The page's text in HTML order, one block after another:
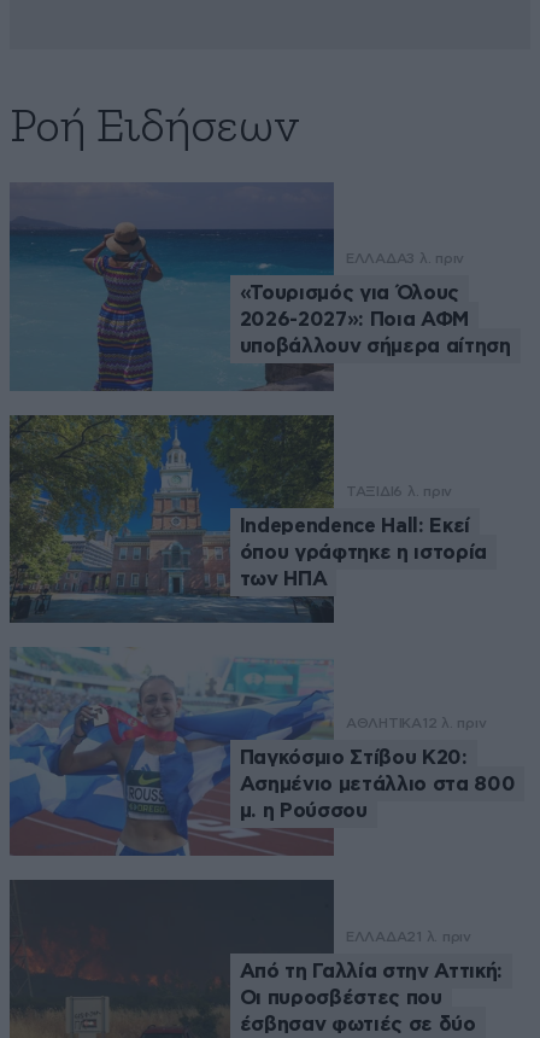
Ροή Ειδήσεων
ΕΛΛΑΔΑ3 λ. πριν
«Τουρισμός για Όλους
2026-2027»: Ποια ΑΦΜ
υποβάλλουν σήμερα αίτηση
ΤΑΞΙΔΙ6 λ. πριν
Independence Hall: Εκεί
όπου γράφτηκε η ιστορία
των ΗΠΑ
ΑΘΛΗΤΙΚΑ 12 λ. πριν
Παγκόσμιο Στίβου Κ20:
Ασημένιο μετάλλιο στα 800
μ. η Ρούσσου
ΕΛΛΑΔΑ21 λ. πριν
Από τη Γαλλία στην Αττική:
Οι πυροσβέστες που
έσβησαν φωτιές σε δύο